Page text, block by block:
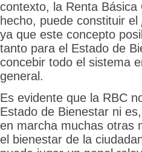
contexto, la Renta
hecho, puede constituir el
ya que este concepto
tanto para el Estado de
concebir todo el sistema
general.
Es evidente que la RBC
Estado de Bienestar ni
en marcha muchas otras
el bienestar de la